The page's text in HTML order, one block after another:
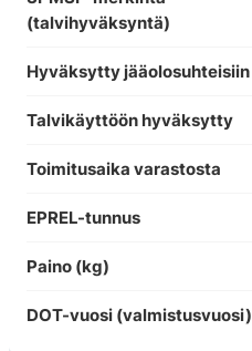
(talvihyväksyntä)
Hyväksytty jääolosuhteisiin
Talvikäyttöön hyväksytty
Toimitusaika varastosta
EPREL-tunnus
Paino (kg)
DOT-vuosi (valmistusvuosi)